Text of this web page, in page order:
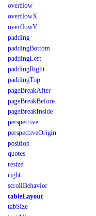
overflow
overflowX
overflowY
padding
paddingBottom
paddingLeft
paddingRight
paddingTop
pageBreakAfter
pageBreakBefore
pageBreakInside
perspective
perspectiveOrigin
position
quotes
resize
right
scrollBehavior
tableLayout
tabSize